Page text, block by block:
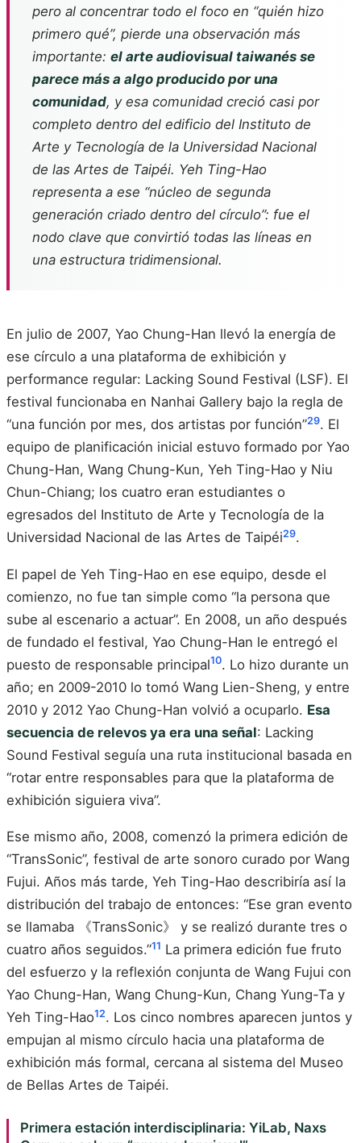
pero al concentrar todo el foco en “quién hizo
primero qué”, pierde una observación más
importante: el arte audiovisual taiwanés se
parece más a algo producido por una
comunidad, y esa comunidad creció casi por
completo dentro del edificio del Instituto de
Arte y Tecnología de la Universidad Nacional
de las Artes de Taipéi. Yeh Ting-Hao
representa a ese “núcleo de segunda
generación criado dentro del círculo”: fue el
nodo clave que convirtió todas las líneas en
una estructura tridimensional.
En julio de 2007, Yao Chung-Han llevó la energía de
ese círculo a una plataforma de exhibición y
performance regular: Lacking Sound Festival (LSF). El
festival funcionaba en Nanhai Gallery bajo la regla de
“una función por mes, dos artistas por función”29. El
equipo de planificación inicial estuvo formado por Yao
Chung-Han, Wang Chung-Kun, Yeh Ting-Hao y Niu
Chun-Chiang; los cuatro eran estudiantes o
egresados del Instituto de Arte y Tecnología de la
Universidad Nacional de las Artes de Taipéi29.
El papel de Yeh Ting-Hao en ese equipo, desde el
comienzo, no fue tan simple como “la persona que
sube al escenario a actuar”. En 2008, un año después
de fundado el festival, Yao Chung-Han le entregó el
puesto de responsable principal10. Lo hizo durante un
año; en 2009-2010 lo tomó Wang Lien-Sheng, y entre
2010 y 2012 Yao Chung-Han volvió a ocuparlo. Esa
secuencia de relevos ya era una señal: Lacking
Sound Festival seguía una ruta institucional basada en
“rotar entre responsables para que la plataforma de
exhibición siguiera viva”.
Ese mismo año, 2008, comenzó la primera edición de
“TransSonic”, festival de arte sonoro curado por Wang
Fujui. Años más tarde, Yeh Ting-Hao describiría así la
distribución del trabajo de entonces: “Ese gran evento
se llamaba 《TransSonic》 y se realizó durante tres o
cuatro años seguidos.”11 La primera edición fue fruto
del esfuerzo y la reflexión conjunta de Wang Fujui con
Yao Chung-Han, Wang Chung-Kun, Chang Yung-Ta y
Yeh Ting-Hao12. Los cinco nombres aparecen juntos y
empujan al mismo círculo hacia una plataforma de
exhibición más formal, cercana al sistema del Museo
de Bellas Artes de Taipéi.
Primera estación interdisciplinaria: YiLab, Naxs